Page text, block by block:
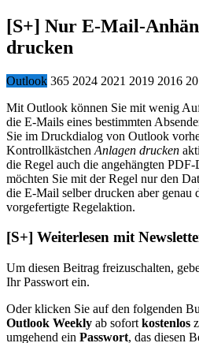
[S+] Nur E-Mail-
drucken
Outlook 365 2024 2021 2019 2016
Mit Outlook können Sie mit wenig
die E-Mails eines bestimmten
Sie im Druckdialog von Outlook
Kontrollkästchen Anlagen drucken
die Regel auch die angehängten
möchten Sie mit der Regel nur den
die E-Mail selber drucken aber genau
vorgefertigte Regelaktion.
[S+] Weiterlesen mit
Um diesen Beitrag freizuschalten,
Ihr Passwort ein.
Oder klicken Sie auf den folgenden
Outlook Weekly ab sofort kostenlos
umgehend ein Passwort, das diesen